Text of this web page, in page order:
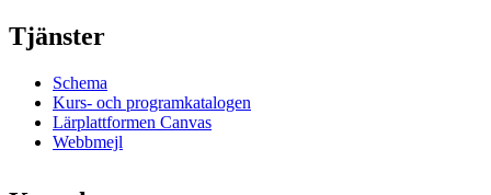
Tjänster
Schema
Kurs- och programkatalogen
Lärplattformen Canvas
Webbmejl